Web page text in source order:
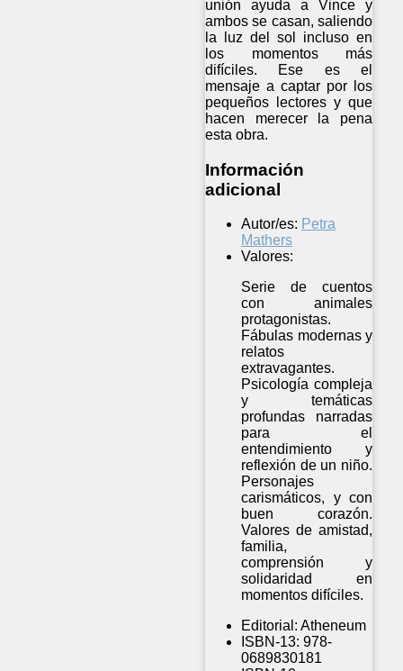
unión ayuda a Vince y
ambos se casan, saliendo
la luz del sol incluso en
los momentos más
difíciles. Ese es el
mensaje a captar por los
pequeños lectores y que
hacen merecer la pena
esta obra.
Información
adicional
Autor/es: Petra
Mathers
Valores:
Serie de cuentos
con animales
protagonistas.
Fábulas modernas y
relatos
extravagantes.
Psicología compleja
y temáticas
profundas narradas
para el
entendimiento y
reflexión de un niño.
Personajes
carismáticos, y con
buen corazón.
Valores de amistad,
familia,
comprensión y
solidaridad en
momentos difíciles.
Editorial: Atheneum
ISBN-13: 978-
0689830181